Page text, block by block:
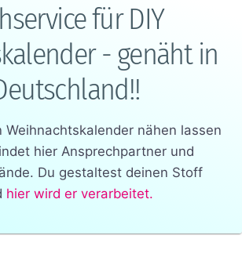
für DIY
- genäht in
Weihnachtskalender nähen lassen
hier Ansprechpartner und
Du gestaltest deinen Stoff
hier wird er verarbeitet.